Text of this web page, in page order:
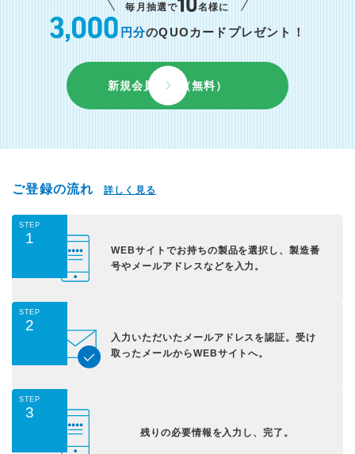
毎月抽選で 名様に
円分のQUOカードプレゼント！
新規会員登録（無料）
ご登録の流れ 詳しく見る
STEP
1
WEBサイトでお持ちの製品を選択し、製造番
号やメールアドレスなどを入力。
STEP
2
入力いただいた メールアドレスを認証。受け
取ったメールからWEBサイトへ。
STEP
3
残りの必要情報を入力し、完了。